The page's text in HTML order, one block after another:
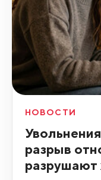
НОВОСТИ
разрыв
разрушают